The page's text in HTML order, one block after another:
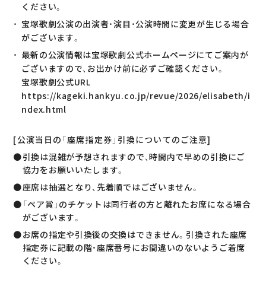
ください。
宝塚歌劇公演の出演者・演目・公演時間に変更が生じる場合
がございます。
最新の公演情報は宝塚歌劇公式ホームページにてご案内が
ございますので、お出かけ前に必ずご確認ください。
宝塚歌劇公式URL
https://kageki.hankyu.co.jp/revue/2026/elisabeth/i
ndex.html
[公演当日の「座席指定券」引換についてのご注意]
引換は混雑が予想されますので、時間内で早めの引換にご
協力をお願いいたします。
座席は抽選となり、先着順ではございません。
「ペア賞」のチケットは同行者の方と離れたお席になる場合
がございます。
お席の指定や引換後の交換はできません。引換された座席
指定券に記載の階・座席番号にお間違いのないようご着席
ください。